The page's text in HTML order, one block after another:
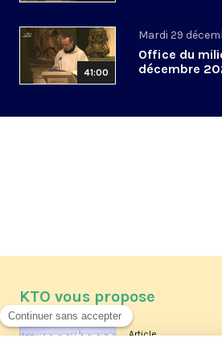
41:00
Mardi 29
Office du
décembre
KTO vous propose
Article